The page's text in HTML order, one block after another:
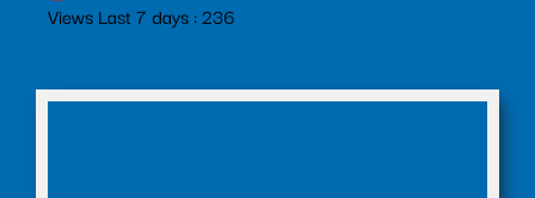
Views Last 7 days : 236